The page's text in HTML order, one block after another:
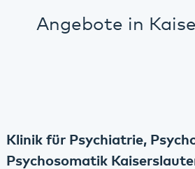
Angebote in
Klinik für Psychiatrie,
Psychosomatik